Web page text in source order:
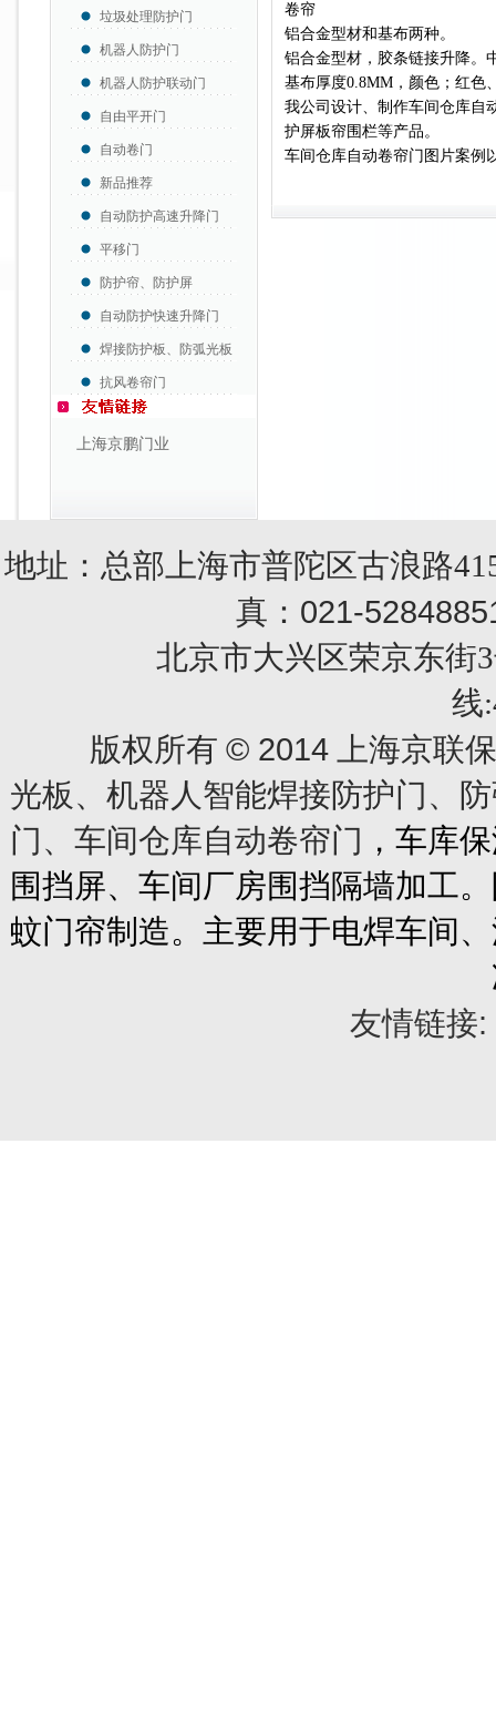
垃圾处理防护门
机器人防护门
机器人防护联动门
自由平开门
自动卷门
新品推荐
自动防护高速升降门
平移门
防护帘、防护屏
自动防护快速升降门
焊接防护板、防弧光板
抗风卷帘门
上海京鹏门业
卷帘
铝合金型材和基布两种。
铝合金型材，胶条链接升降。
基布厚度0.8MM，颜色；红色
我公司设计、制作车间仓库自
护屏板帘围栏等产品。
车间仓库自动卷帘门图片案例
地址：总部上海市普陀区古浪路
真： 021-
北京市大兴区荣京东街3
线
版权所有 © 2014上海京联
光板、机器人智能焊接防护门、
门、车间仓库自动卷帘门 ，车库
围挡屏、车间厂房围挡隔墙加工
蚊门帘制造。主要用于电焊车间
友情链接: